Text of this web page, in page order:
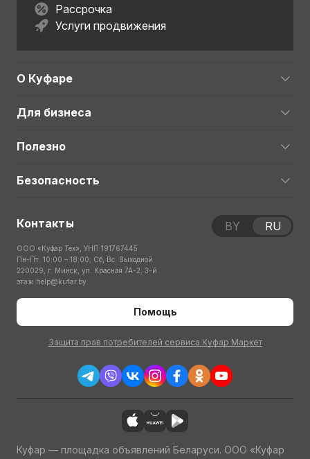
Рассрочка
Услуги продвижения
О Куфаре
Для бизнеса
Полезно
Безопасность
Контакты
ООО «Куфар Тех», УНП 191767445
Пн-Пт: 10:00 – 18:00; Сб, Вс: Выходной
220029, г. Минск, ул. Красная 7А-2, 3-й
этаж help@kufar.by
Помощь
Защита прав потребителей сервиса Куфар Маркет
BY RU
Куфар — площадка объявлений Беларуси. ООО «Куфар